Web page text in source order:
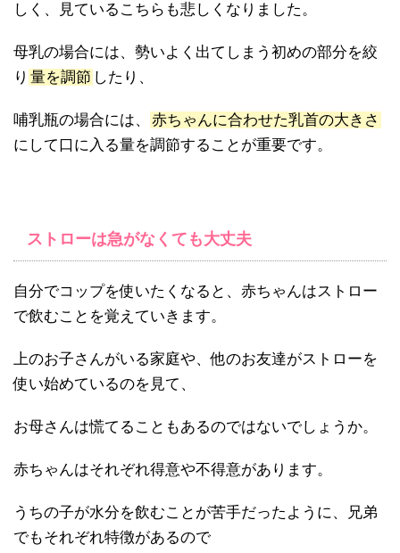
しく、見ているこちらも悲しくなりました。
母乳の場合には、勢いよく出てしまう初めの部分を絞
り 量を調節 したり、
哺乳瓶の場合には、
赤ちゃんに合わせた乳首の大きさ
にして口に入る量を調節することが重要です。
ストローは急がなくても大丈夫
自分でコップを使いたくなると、赤ちゃんはストロー
で飲むことを覚えていきます。
上のお子さんがいる家庭や、他のお友達がストローを
使い始めているのを見て、
お母さんは慌てることもあるのではないでしょうか。
赤ちゃんはそれぞれ得意や不得意があります。
うちの子が水分を飲むことが苦手だったように、兄弟
でもそれぞれ特徴があるので